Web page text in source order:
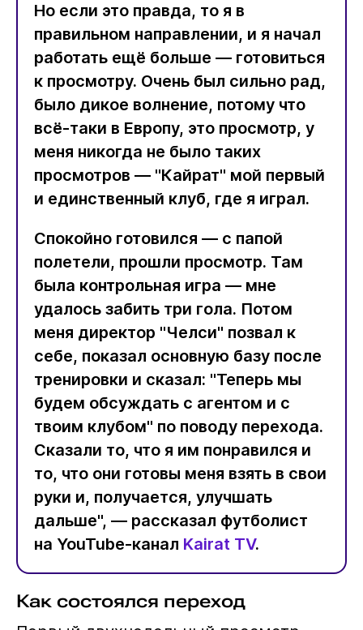
Но если это правда, то я в
правильном направлении, и я начал
работать ещё больше — готовиться
к просмотру. Очень был сильно рад,
было дикое волнение, потому что
всё-таки в Европу, это просмотр, у
меня никогда не было таких
просмотров — "Кайрат" мой первый
и единственный клуб, где я играл.
Спокойно готовился — с папой
полетели, прошли просмотр. Там
была контрольная игра — мне
удалось забить три гола. Потом
меня директор "Челси" позвал к
себе, показал основную базу после
тренировки и сказал: "Теперь мы
будем обсуждать с агентом и с
твоим клубом" по поводу перехода.
Сказали то, что я им понравился и
то, что они готовы меня взять в свои
руки и, получается, улучшать
дальше", — рассказал футболист
на YouTube-канал Kairat TV.
Как состоялся переход